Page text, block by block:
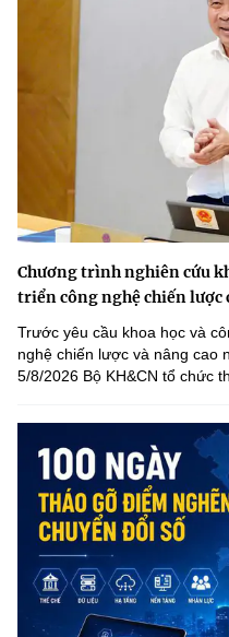
Chương trình nghiên cứu
triển công nghệ chiến lược
Trước yêu cầu khoa học và
nghệ chiến lược và nâng cao
5/8/2026 Bộ KH&CN tổ chức